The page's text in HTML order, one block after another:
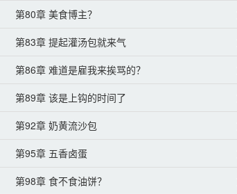
第80章 美食博主？
第83章 提起灌汤包就来气
第86章 难道是雇我来挨骂的？
第89章 该是上钩的时间了
第92章 奶黄流沙包
第95章 五香卤蛋
第98章 食不食油饼？